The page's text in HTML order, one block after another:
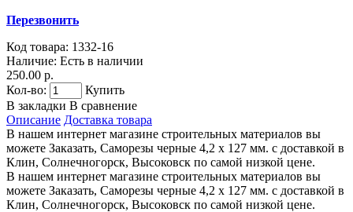
Перезвонить
Код товара: 1332-16
Наличие: Есть в наличии
250.00 р.
Кол-во:
Купить
В закладки В сравнение
Описание Доставка товара
В нашем интернет магазине строительных материалов вы
можете Заказать, Саморезы черные 4,2 х 127 мм. с доставкой в
Клин, Солнечногорск, Высоковск по самой низкой цене.
В нашем интернет магазине строительных материалов вы
можете Заказать, Саморезы черные 4,2 х 127 мм. с доставкой в
Клин, Солнечногорск, Высоковск по самой низкой цене.